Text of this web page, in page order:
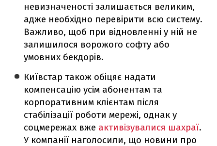
невизначеності залишається великим,
адже необхідно перевірити всю систему.
Важливо, щоб при відновленні у ній не
залишилося ворожого софту або
умовних бекдорів.
Київстар також обіцяє надати
компенсацію усім абонентам та
корпоративним клієнтам після
стабілізації роботи мережі, однак у
соцмережах вже активізувалися шахраї.
У компанії наголосили, що новини про